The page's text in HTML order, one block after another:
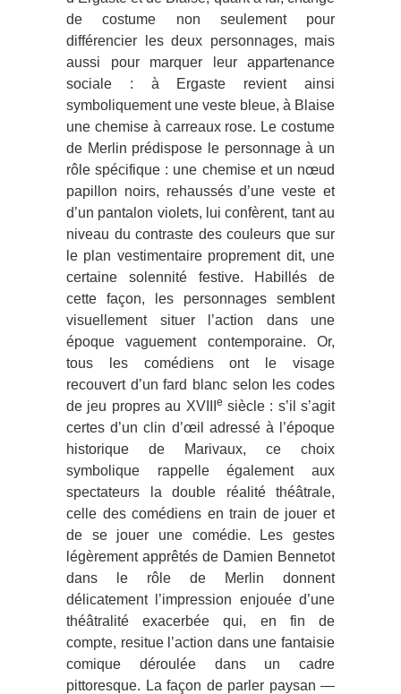
de costume non seulement pour
différencier les deux personnages, mais
aussi pour marquer leur appartenance
sociale : à Ergaste revient ainsi
symboliquement une veste bleue, à Blaise
une chemise à carreaux rose. Le costume
de Merlin prédispose le personnage à un
rôle spécifique : une chemise et un nœud
papillon noirs, rehaussés d’une veste et
d’un pantalon violets, lui confèrent, tant au
niveau du contraste des couleurs que sur
le plan vestimentaire proprement dit, une
certaine solennité festive. Habillés de
cette façon, les personnages semblent
visuellement situer l’action dans une
époque vaguement contemporaine. Or,
tous les comédiens ont le visage
recouvert d’un fard blanc selon les codes
de jeu propres au XVIII
e siècle : s’il s’agit
certes d’un clin d’œil adressé à l’époque
historique de Marivaux, ce choix
symbolique rappelle également aux
spectateurs la double réalité théâtrale,
celle des comédiens en train de jouer et
de se jouer une comédie. Les gestes
légèrement apprêtés de Damien Bennetot
dans le rôle de Merlin donnent
délicatement l’impression enjouée d’une
théâtralité exacerbée qui, en fin de
compte, resitue l’action dans une fantaisie
comique déroulée dans un cadre
pittoresque. La façon de parler paysan ―